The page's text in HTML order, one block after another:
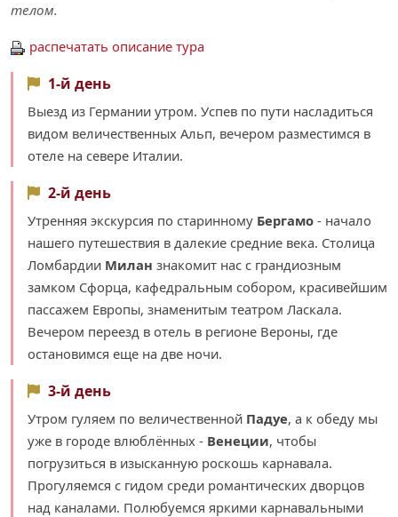
телом.
распечатать описание тура
1-й день
Выезд из Германии утром. Успев по пути насладиться
видом величественных Альп, вечером разместимся в
отеле на севере Италии.
2-й день
Утренняя экскурсия по старинному Бергамо - начало
нашего путешествия в далекие средние века. Столица
Ломбардии Милан знакомит нас с грандиозным
замком Сфорца, кафедральным собором, красивейшим
пассажем Европы, знаменитым театром Ласкала.
Вечером переезд в отель в регионе Вероны, где
остановимся еще на две ночи.
3-й день
Утром гуляем по величественной Падуе, а к обеду мы
уже в городе влюблённых - Венеции, чтобы
погрузиться в изысканную роскошь карнавала.
Прогуляемся с гидом среди романтических дворцов
над каналами. Полюбуемся яркими карнавальными